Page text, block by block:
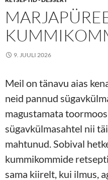
9. JUULI 2026
Meil on tänavu aias
neid pannud
magustamata
sügavkülmasahtel nii
mahtunud. Sobival
kummikommide
sama kiirelt, kui ilmus,